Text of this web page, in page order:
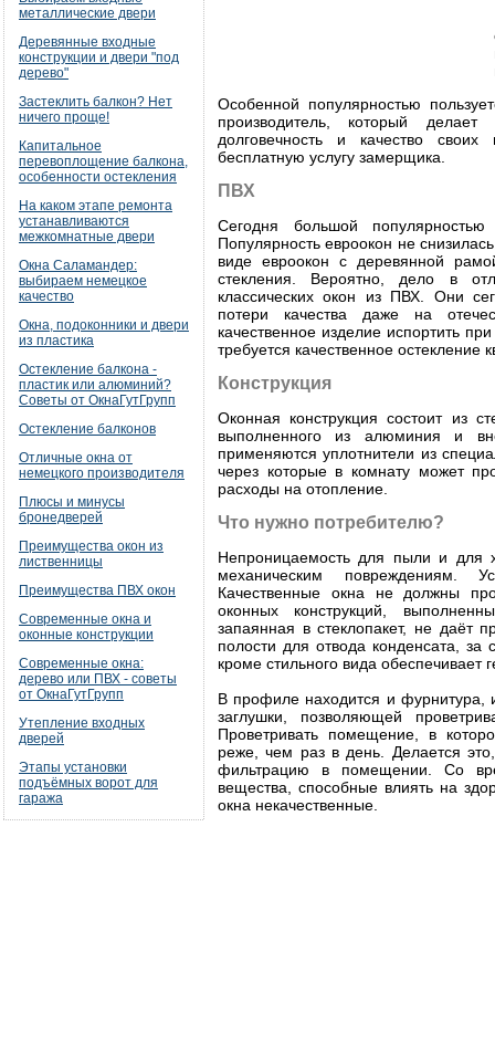
металлические двери
Деревянные входные
конструкции и двери "под
дерево"
Застеклить балкон? Нет
ничего проще!
Капитальное
перевоплощение балкона,
особенности остекления
На каком этапе ремонта
устанавливаются
межкомнатные двери
Окна Саламандер:
выбираем немецкое
качество
Окна, подоконники и двери
из пластика
Остекление балкона -
пластик или алюминий?
Советы от ОкнаГутГрупп
Остекление балконов
Отличные окна от
немецкого производителя
Плюсы и минусы
бронедверей
Преимущества окон из
лиственницы
Преимущества ПВХ окон
Современные окна и
оконные конструкции
Современные окна:
дерево или ПВХ - советы
от ОкнаГутГрупп
Утепление входных
дверей
Этапы установки
подъёмных ворот для
гаража
Особенной популярностью
производитель, который
долговечность и качество
бесплатную услугу замерщика.
ПВХ
Сегодня большой
Популярность евроокон не
виде евроокон с деревянной
стекления. Вероятно, дело в
классических окон из ПВХ. Они
потери качества даже на
качественное изделие испортить
требуется качественное остекление
Конструкция
Оконная конструкция состоит из
выполненного из алюминия и
применяются уплотнители из
через которые в комнату может
расходы на отопление.
Что нужно потребителю?
Непроницаемость для пыли и для
механическим повреждениям.
Качественные окна не должны
оконных конструкций,
запаянная в стеклопакет, не даёт
полости для отвода конденсата,
кроме стильного вида обеспечивает
В профиле находится и фурнитура,
заглушки, позволяющей
Проветривать помещение, в
реже, чем раз в день. Делается
фильтрацию в помещении. Со
вещества, способные влиять на
окна некачественные.